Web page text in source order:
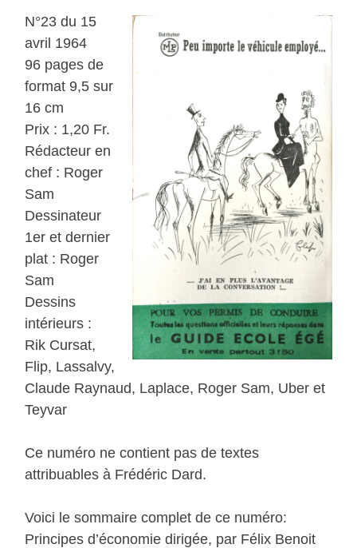
N°23 du 15
avril 1964
96 pages de
format 9,5 sur
16 cm
Prix : 1,20 Fr.
Rédacteur en
chef : Roger
Sam
Dessinateur
1er et dernier
plat : Roger
Sam
Dessins
intérieurs :
Rik Cursat,
Flip, Lassalvy,
Claude Raynaud, Laplace, Roger Sam, Uber et
Teyvar
Ce numéro ne contient pas de textes
attribuables à Frédéric Dard.
Voici le sommaire complet de ce numéro:
Principes d’économie dirigée, par Félix Benoit